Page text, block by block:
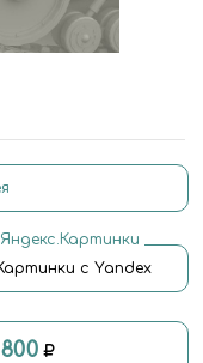
Яндекс.Картинки
с Yandex